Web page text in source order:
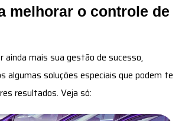
melhorar o controle de
ainda mais sua gestão de sucesso,
algumas soluções especiais que podem te
resultados. Veja só: